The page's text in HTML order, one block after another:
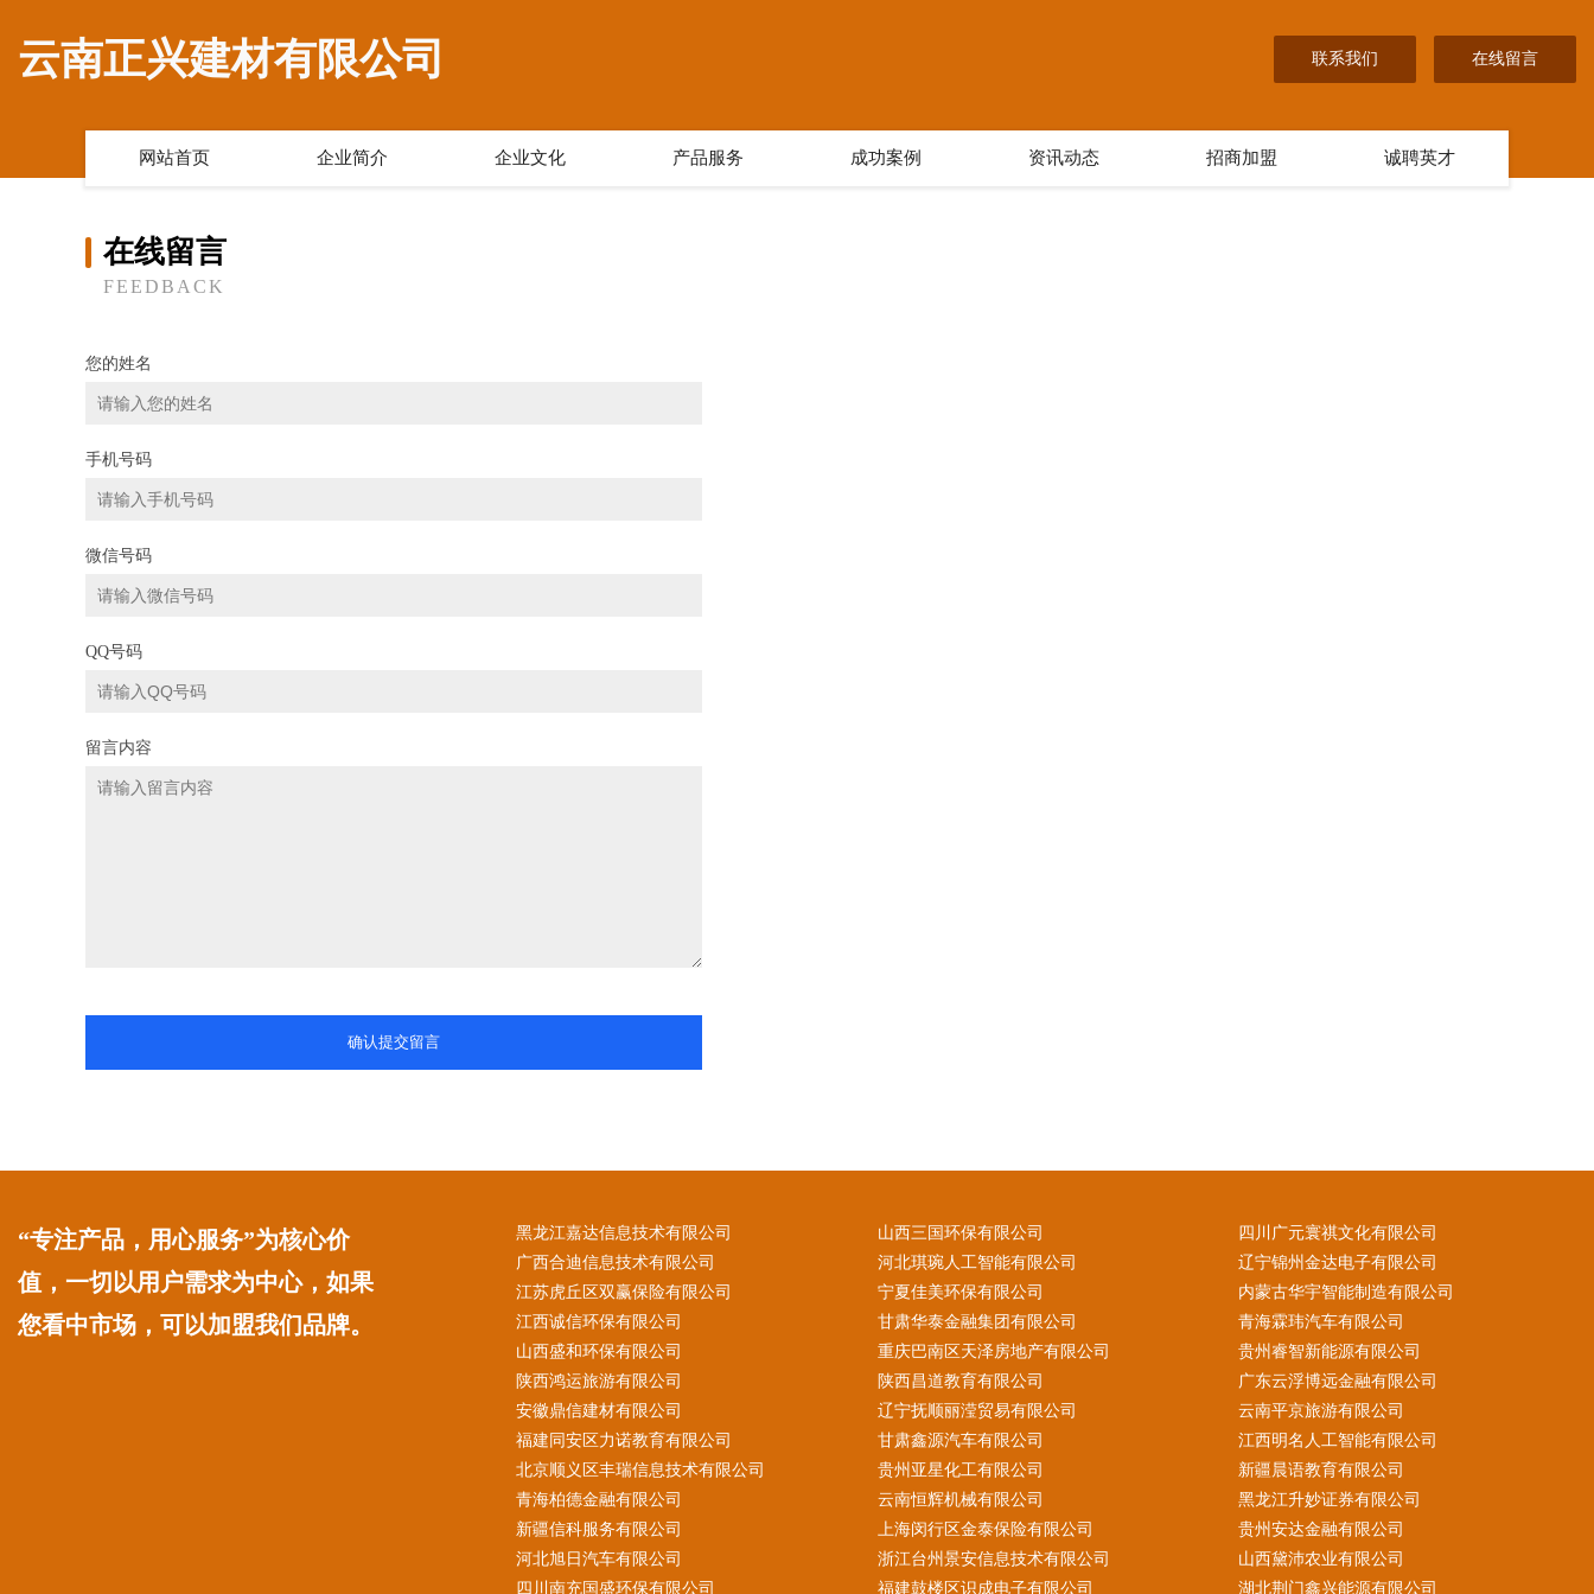
云南正兴建材有限公司 联系我们 在线留言
网站首页 企业简介 企业文化 产品服务 成功案例 资讯动态 招商加盟 诚聘英才
在线留言
FEEDBACK
您的姓名
手机号码
微信号码
QQ号码
留言内容
确认提交留言
“专注产品，用心服务”为核心价
值，一切以用户需求为中心，如果
您看中市场，可以加盟我们品牌。
黑龙江嘉达信息技术有限公司 山西三国环保有限公司
四川广元寰祺文化有限公司
广西合迪信息技术有限公司
河北琪琬人工智能有限公司
辽宁锦州金达电子有限公司
江苏虎丘区双赢保险有限公司
宁夏佳美环保有限公司
内蒙古华宇智能制造有限公司
江西诚信环保有限公司
甘肃华泰金融集团有限公司
青海霖玮汽车有限公司
山西盛和环保有限公司
重庆巴南区天泽房地产有限公司
贵州睿智新能源有限公司
陕西鸿运旅游有限公司
陕西昌道教育有限公司
广东云浮博远金融有限公司
安徽鼎信建材有限公司
辽宁抚顺丽滢贸易有限公司
云南平京旅游有限公司
福建同安区力诺教育有限公司
甘肃鑫源汽车有限公司
江西明名人工智能有限公司
北京顺义区丰瑞信息技术有限公司
贵州亚星化工有限公司
新疆晨语教育有限公司
青海柏德金融有限公司
云南恒辉机械有限公司
黑龙江升妙证券有限公司
新疆信科服务有限公司
上海闵行区金泰保险有限公司
贵州安达金融有限公司
河北旭日汽车有限公司
浙江台州景安信息技术有限公司
山西黛沛农业有限公司
四川南充国盛环保有限公司
福建鼓楼区识成电子有限公司 湖北荆门鑫兴能源有限公司